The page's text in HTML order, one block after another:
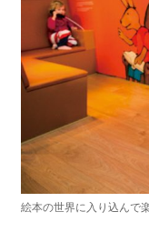
絵本の世界に入り込ん